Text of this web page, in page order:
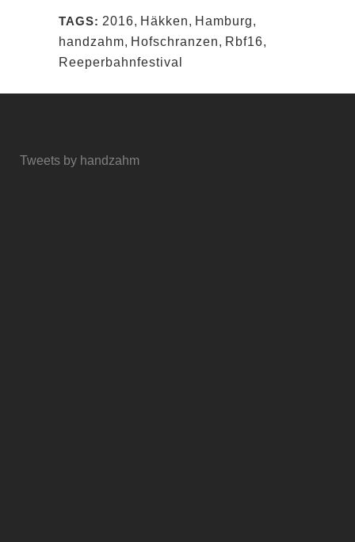
TAGS: 2016, Häkken, Hamburg,
handzahm, Hofschranzen, Rbf16,
Reeperbahnfestival
Tweets by handzahm